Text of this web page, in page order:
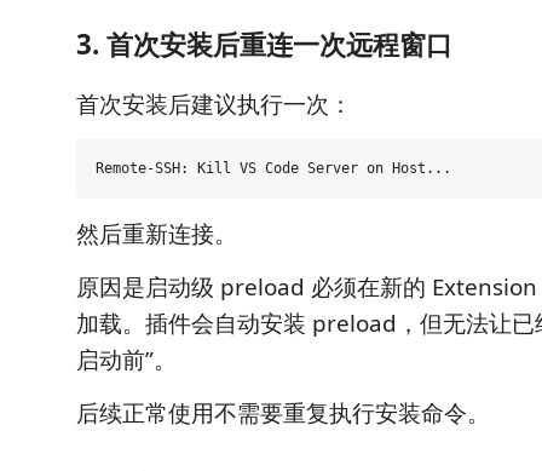
3. 首次安装后重连一次远程窗口
首次安装后建议执行一次：
然后重新连接。
原因是启动级 preload 必须在新的
加载。插件会自动安装 preload，但无法让已
启动前”。
后续正常使用不需要重复执行安装命令。